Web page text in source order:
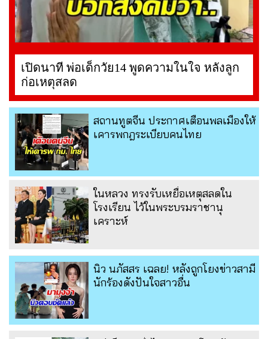
เปิดนาที พ่อเด็กวัย14 พูดความในใจ หลังลูก
ก่อเหตุสลด
สถานทูตจีน ประกาศเตือนพลเมืองให้
เคารพกฎระเบียบคนไทย
ในหลวง ทรงรับเหยื่อเหตุสลดใน
โรงเรียน ไว้ในพระบรมราชานุ
เคราะห์
นิว นภัสสร เฉลย! หลังถูกโยงข่าวสามี
นักร้องดังปันใจสาวอื่น